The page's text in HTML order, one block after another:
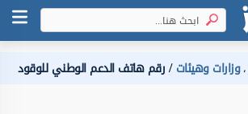
،وزارات وهيئات رقم هاتف الدعم الوطني للوقود